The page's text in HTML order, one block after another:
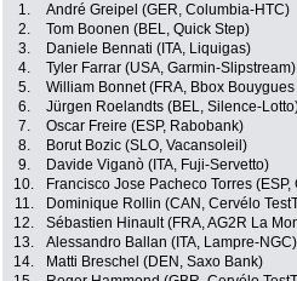
1. André Greipel (GER, Columbia-HTC)
2.
Tom Boonen (BEL, Quick Step)
3.
Daniele Bennati (ITA, Liquigas)
4.
Tyler Farrar (USA, Garmin-Slipstream)
5.
William Bonnet (FRA, Bbox
6.
Jürgen Roelandts (BEL, Silence-
7.
Oscar Freire (ESP, Rabobank)
8.
Borut Bozic (SLO, Vacansoleil)
9.
Davide Viganò (ITA, Fuji-Servetto)
10.
Francisco Jose Pacheco Torres
11.
Dominique Rollin (CAN, Cervélo
12.
Sébastien Hinault (FRA, AG2R La
13.
Alessandro Ballan (ITA, Lampre-NGC)
14.
Matti Breschel (DEN, Saxo Bank)